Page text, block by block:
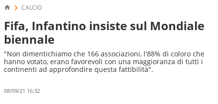
CALCIO
Fifa, Infantino insiste sul Mondiale
biennale
"Non dimentichiamo che 166 associazioni, l'88% di coloro che
hanno votato, erano favorevoli con una maggioranza di tutti i
continenti ad approfondire questa fattibilità".
08/09/21 16:32